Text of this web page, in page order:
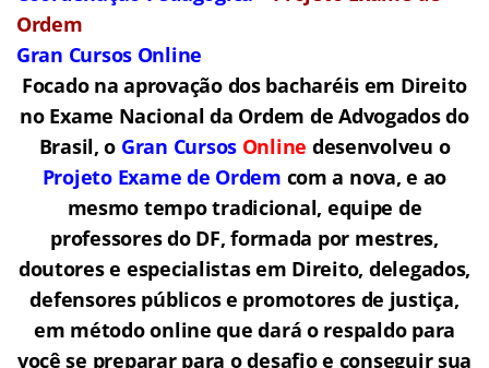
Ordem
Gran Cursos Online
Focado na aprovação dos bacharéis em Direito
no Exame Nacional da Ordem de Advogados do
Brasil, o Gran Cursos Online desenvolveu o
Projeto Exame de Ordem com a nova, e ao
mesmo tempo tradicional, equipe de
professores do DF, formada por mestres,
doutores e especialistas em Direito, delegados,
defensores públicos e promotores de justiça,
em método online que dará o respaldo para
você se preparar para o desafio e conseguir sua